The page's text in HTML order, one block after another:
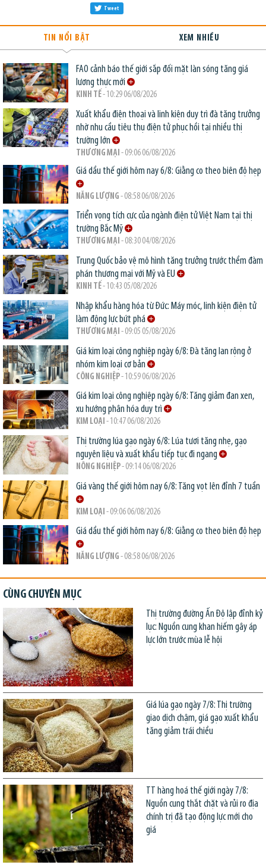
Tweet
TIN NỔI BẬT XEM NHIỀU
FAO cảnh báo thế giới sắp đối mặt làn sóng tăng giá
lương thực mới
KINH TẾ- 10:29 06/08/2026
Xuất khẩu điện thoại và linh kiện duy trì đà tăng trưởng
nhờ nhu cầu tiêu thụ điện tử phục hồi tại nhiều thị
trường lớn
THƯƠNG MẠI - 09:06 06/08/2026
Giá dầu thế giới hôm nay 6/8: Giằng co theo biên độ hẹp
NĂNG LƯỢNG - 08:58 06/08/2026
Triển vọng tích cực của ngành điện tử Việt Nam tại thị
trường Bắc Mỹ
THƯƠNG MẠI - 08:30 04/08/2026
Trung Quốc bảo vệ mô hình tăng trưởng trước thềm đàm
phán thương mại với Mỹ và EU
KINH TẾ- 10:43 05/08/2026
Nhập khẩu hàng hóa từ Đức: Máy móc, linh kiện điện tử
làm động lực bứt phá
THƯƠNG MẠI - 09:05 05/08/2026
Giá kim loại công nghiệp ngày 6/8: Đà tăng lan rộng ở
nhóm kim loại cơ bản
CÔNG NGHIỆP- 10:59 06/08/2026
Giá kim loại công nghiệp ngày 6/8: Tăng giảm đan xen,
xu hướng phân hóa duy trì
KIM LOẠI - 10:47 06/08/2026
Thị trường lúa gạo ngày 6/8: Lúa tươi tăng nhẹ, gạo
nguyên liệu và xuất khẩu tiếp tục đi ngang
NÔNG NGHIỆP- 09:14 06/08/2026
Giá vàng thế giới hôm nay 6/8: Tăng vọt lên đỉnh 7 tuần
KIM LOẠI - 09:06 06/08/2026
Giá dầu thế giới hôm nay 6/8: Giằng co theo biên độ hẹp
NĂNG LƯỢNG - 08:58 06/08/2026
CÙNG CHUYÊN MỤC
Thị trường đường Ấn Độ lập đỉnh kỷ
lục: Nguồn cung khan hiếm gây áp
lực lớn trước mùa lễ hội
Giá lúa gạo ngày 7/8: Thị trường
giao dịch chậm, giá gạo xuất khẩu
tăng giảm trái chiều
TT hàng hoá thế giới ngày 7/8:
Nguồn cung thắt chặt và rủi ro địa
chính trị đã tạo động lực mới cho
giá